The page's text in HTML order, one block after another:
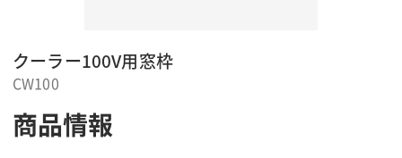
クーラー100V用窓枠
CW100
商品情報